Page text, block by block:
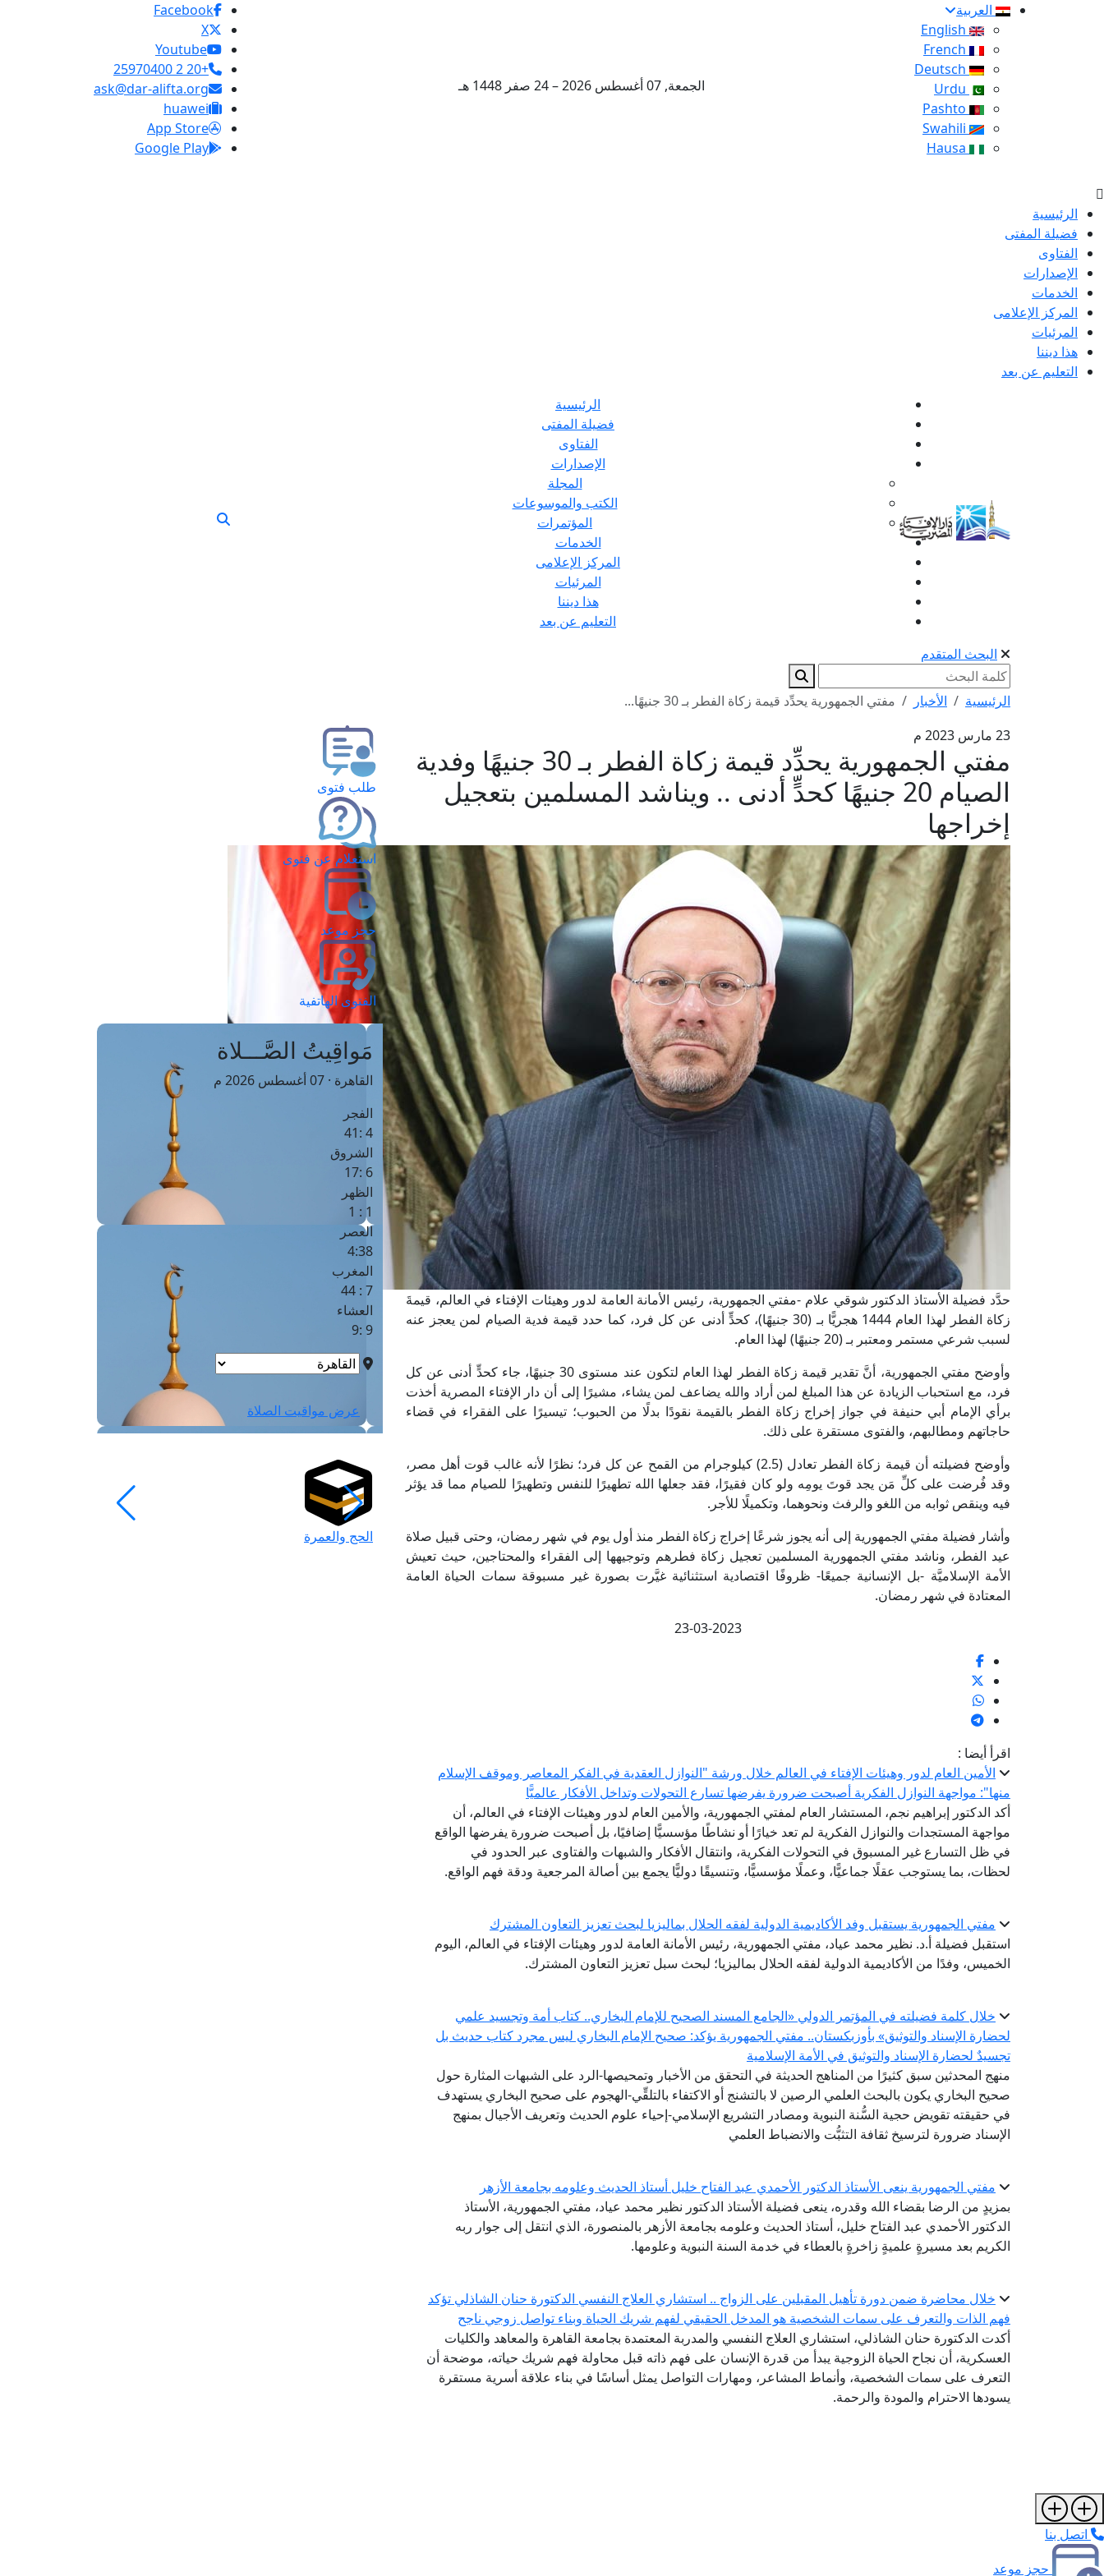
العربية
الجمعة, 07 أغسطس 2026 – 24 صفر 1448 هـ
Facebook
X
Youtube
+20 2 25970400
ask@dar-alifta.org
huawei
App Store
Google Play
الرئيسية
فضيلة المفتى
الفتاوى
الإصدارات
الخدمات
المركز الإعلامى
المرئيات
هذا ديننا
التعليم عن بعد
الرئيسية
فضيلة المفتى
الفتاوى
الإصدارات
المجلة
الكتب والموسوعات
المؤتمرات
الخدمات
المركز الإعلامى
المرئيات
هذا ديننا
التعليم عن بعد
البحث المتقدم
الرئيسية الأخبار
مفتي الجمهورية يحدِّد قيمة زكاة الفطر بـ 30 جنيهًا...
23 مارس 2023 م
مفتي الجمهورية يحدِّد قيمة زكاة الفطر بـ 30 جنيهًا وفدية
الصيام 20 جنيهًا كحدٍّ أدنى .. ويناشد المسلمين بتعجيل
إخراجها
حدَّد فضيلة الأستاذ الدكتور شوقي علام -مفتي الجمهورية، رئيس الأمانة العامة لدور وهيئات الإفتاء في العالم، قيمةَ
زكاة الفطر لهذا العام 1444 هجريًّا بـ (30 جنيهًا)، كحدٍّ أدنى عن كل فرد، كما حدد قيمة فدية الصيام لمن يعجز عنه
لسبب شرعي مستمر ومعتبر بـ (20 جنيهًا) لهذا العام.
وأوضح مفتي الجمهورية، أنَّ تقدير قيمة زكاة الفطر لهذا العام لتكون عند مستوى 30 جنيهًا، جاء كحدٍّ أدنى عن كل
فرد، مع استحباب الزيادة عن هذا المبلغ لمن أراد والله يضاعف لمن يشاء، مشيرًا إلى أن دار الإفتاء المصرية أخذت
برأي الإمام أبي حنيفة في جواز إخراج زكاة الفطر بالقيمة نقودًا بدلًا من الحبوب؛ تيسيرًا على الفقراء في قضاء
حاجاتهم ومطالبهم، والفتوى مستقرة على ذلك.
وأوضح فضيلته أن قيمة زكاة الفطر تعادل (2.5) كيلوجرام من القمح عن كل فرد؛ نظرًا لأنه غالب قوت أهل مصر،
وقد فُرضت على كلِّ مَن يجد قوتَ يومِه ولو كان فقيرًا، فقد جعلها الله تطهيرًا للنفس وتطهيرًا للصيام مما قد يؤثر
فيه وينقص ثوابه من اللغو والرفث ونحوهما، وتكميلًا للأجر.
وأشار فضيلة مفتي الجمهورية إلى أنه يجوز شرعًا إخراج زكاة الفطر منذ أول يوم في شهر رمضان، وحتى قبيل صلاة
عيد الفطر، وناشد مفتي الجمهورية المسلمين تعجيل زكاة فطرهم وتوجيهها إلى الفقراء والمحتاجين، حيث تعيش
الأمة الإسلاميَّة -بل الإنسانية جميعًا- ظروفًا اقتصادية استثنائية غيَّرت بصورة غير مسبوقة سمات الحياة العامة
المعتادة في شهر رمضان.
23-03-2023
اقرأ أيضا :
الأمين العام لدور وهيئات الإفتاء في العالم خلال ورشة "النوازل العقدية في الفكر المعاصر وموقف الإسلام
منها": مواجهة النوازل الفكرية أصبحت ضرورة يفرضها تسارع التحولات وتداخل الأفكار عالميًّا
أكد الدكتور إبراهيم نجم، المستشار العام لمفتي الجمهورية، والأمين العام لدور وهيئات الإفتاء في العالم، أن
مواجهة المستجدات والنوازل الفكرية لم تعد خيارًا أو نشاطًا مؤسسيًّا إضافيًا، بل أصبحت ضرورة يفرضها الواقع
في ظل التسارع غير المسبوق في التحولات الفكرية، وانتقال الأفكار والشبهات والفتاوى عبر الحدود في
لحظات، بما يستوجب عقلًا جماعيًّا، وعملًا مؤسسيًّا، وتنسيقًا دوليًّا يجمع بين أصالة المرجعية ودقة فهم الواقع.
مفتي الجمهورية يستقبل وفد الأكاديمية الدولية لفقه الحلال بماليزيا لبحث تعزيز التعاون المشترك
استقبل فضيلة أ.د. نظير محمد عياد، مفتي الجمهورية، رئيس الأمانة العامة لدور وهيئات الإفتاء في العالم، اليوم
الخميس، وفدًا من الأكاديمية الدولية لفقه الحلال بماليزيا؛ لبحث سبل تعزيز التعاون المشترك.
خلال كلمة فضيلته في المؤتمر الدولي «الجامع المسند الصحيح للإمام البخاري.. كتاب أمة وتجسيد علمي
لحضارة الإسناد والتوثيق» بأوزبكستان.. مفتي الجمهورية يؤكد: صحيح الإمام البخاري ليس مجرد كتاب حديث بل
تجسيدٌ لحضارة الإسناد والتوثيق في الأمة الإسلامية
منهج المحدثين سبق كثيرًا من المناهج الحديثة في التحقق من الأخبار وتمحيصها-الرد على الشبهات المثارة حول
صحيح البخاري يكون بالبحث العلمي الرصين لا بالتشنج أو الاكتفاء بالتلقِّي-الهجوم على صحيح البخاري يستهدف
في حقيقته تقويض حجية السُّنة النبوية ومصادر التشريع الإسلامي-إحياء علوم الحديث وتعريف الأجيال بمنهج
الإسناد ضرورة لترسيخ ثقافة التثبُّت والانضباط العلمي
مفتي الجمهورية ينعى الأستاذ الدكتور الأحمدي عبد الفتاح خليل أستاذ الحديث وعلومه بجامعة الأزهر
بمزيدٍ من الرضا بقضاء الله وقدره، ينعى فضيلة الأستاذ الدكتور نظير محمد عياد، مفتي الجمهورية، الأستاذ
الدكتور الأحمدي عبد الفتاح خليل، أستاذ الحديث وعلومه بجامعة الأزهر بالمنصورة، الذي انتقل إلى جوار ربه
الكريم بعد مسيرةٍ علميةٍ زاخرةٍ بالعطاء في خدمة السنة النبوية وعلومها.
خلال محاضرة ضمن دورة تأهيل المقبلين على الزواج .. استشاري العلاج النفسي الدكتورة حنان الشاذلي تؤكد
فهم الذات والتعرف على سمات الشخصية هو المدخل الحقيقي لفهم شريك الحياة وبناء تواصل زوجي ناجح
أكدت الدكتورة حنان الشاذلي، استشاري العلاج النفسي والمدربة المعتمدة بجامعة القاهرة والمعاهد والكليات
العسكرية، أن نجاح الحياة الزوجية يبدأ من قدرة الإنسان على فهم ذاته قبل محاولة فهم شريك حياته، موضحة أن
التعرف على سمات الشخصية، وأنماط المشاعر، ومهارات التواصل يمثل أساسًا في بناء علاقة أسرية مستقرة
يسودها الاحترام والمودة والرحمة.
طلب فتوى
استعلام عن فتوى
حجز موعد
الفتوى الهاتفية
مَواقِيتُ الصَّـــلاة
القاهرة · 07 أغسطس 2026 م
الفجر
4 :41
الشروق
6 :17
الظهر
1 : 1
العصر
4:38
المغرب
7 : 44
العشاء
9 :9
عرض مواقيت الصلاة
الحج والعمرة
اتصل بنا
حجز موعد